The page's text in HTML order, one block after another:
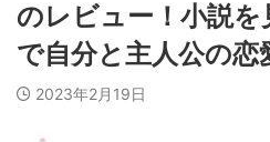
のレビュー！小説を
で自分と主人公の恋
2023年2月19日